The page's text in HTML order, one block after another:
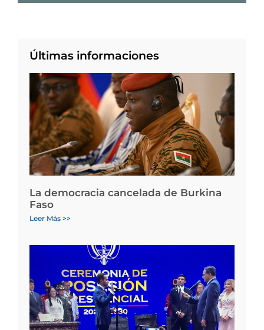
Últimas informaciones
La democracia cancelada de Burkina
Faso
Leer Más >>